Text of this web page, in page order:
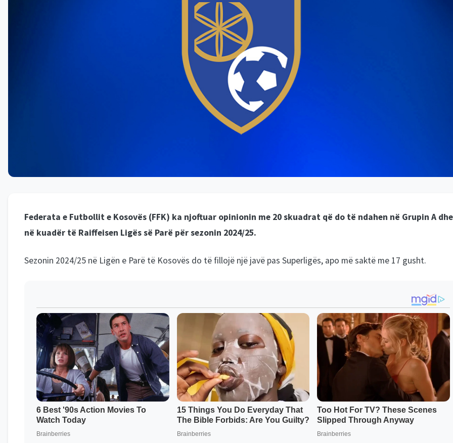
Federata e Futbollit e Kosovës (FFK) ka njoftuar opinionin me 20 skuadrat që do të ndahen në Grupin A
në kuadër të Raiffeisen Ligës së Parë për sezonin 2024/25.
Sezonin 2024/25 në Ligën e Parë të Kosovës do të fillojë një javë pas Superligës, apo më saktë me 17 gusht.